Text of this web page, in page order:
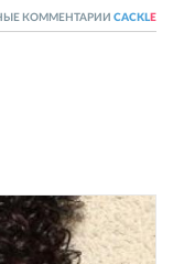
КОММЕНТАРИИ CACKL E